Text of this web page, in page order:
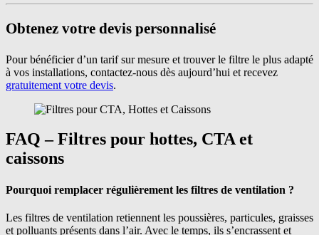
Obtenez votre devis personnalisé
Pour bénéficier d’un tarif sur mesure et trouver le filtre le plus adapté
à vos installations, contactez-nous dès aujourd’hui et recevez
gratuitement votre devis.
FAQ – Filtres pour hottes, CTA et
caissons
Pourquoi remplacer régulièrement les filtres de ventilation ?
Les filtres de ventilation retiennent les poussières, particules, graisses
et polluants présents dans l’air. Avec le temps, ils s’encrassent et